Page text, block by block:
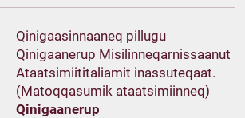
Qinigaasinnaaneq pillugu
Qinigaanerup Misilinneqarnissaanut
Ataatsimiititaliamit inassuteqaat.
(Matoqqasumik ataatsimiinneq)
Qinigaanerup